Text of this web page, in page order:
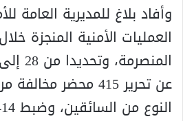
وأفاد بلاغ للمديرية العامة
العمليات الأمنية المنجزة
عن تحرير 415 محضر